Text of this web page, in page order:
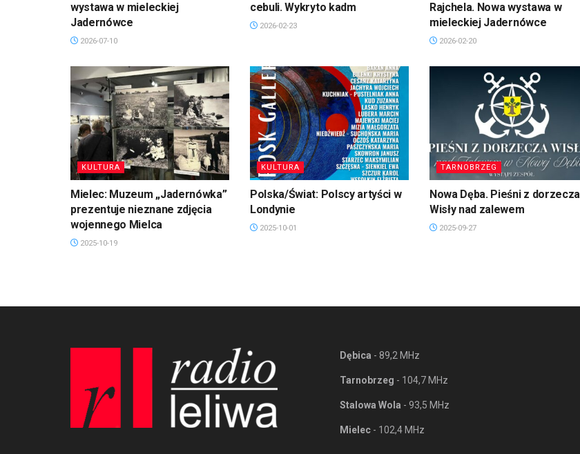
wystawa w mieleckiej
Jadernówce
2026-07-10
cebuli. Wykryto kadm
2026-02-23
Rajchela. Nowa wystawa w
mieleckiej Jadernówce
2026-02-20
KULTURA
Mielec: Muzeum „Jadernówka”
prezentuje nieznane zdjęcia
wojennego Mielca
2025-10-19
KULTURA
Polska/Świat: Polscy artyści w
Londynie
2025-10-01
TARNOBRZEG
Nowa Dęba. Pieśni z dorzecza
Wisły nad zalewem
2025-09-27
Dębica - 89,2 MHz
Tarnobrzeg - 104,7 MHz
Stalowa Wola - 93,5 MHz
Mielec - 102,4 MHz